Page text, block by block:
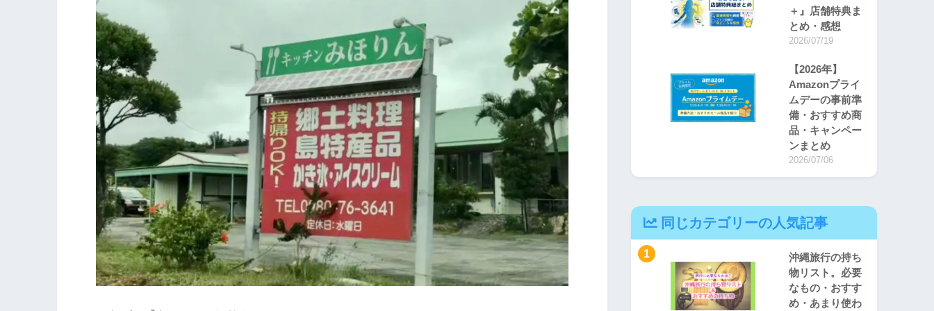
＋』店舗特典ま
とめ・感想
2026/07/19
【2026年】
Amazonプライ
ムデーの事前準
備・おすすめ商
品・キャンペー
ンまとめ
2026/07/06
同じカテゴリーの人気記事
1
沖縄旅行の持ち
物リスト。必要
なもの・おすす
め・あまり使わ